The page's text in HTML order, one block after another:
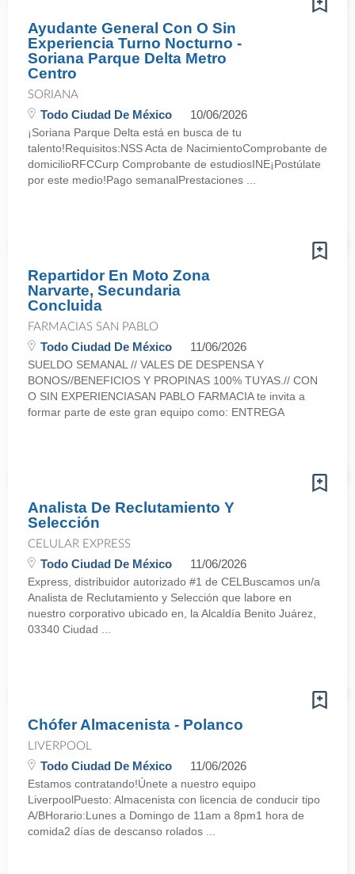
Ayudante General Con O Sin
Experiencia Turno Nocturno -
Soriana Parque Delta Metro
Centro
SORIANA
Todo Ciudad De México 10/06/2026
¡Soriana Parque Delta está en busca de tu
talento!Requisitos:NSS Acta de NacimientoComprobante de
domicilioRFCCurp Comprobante de estudiosINE¡Postúlate
por este medio!Pago semanalPrestaciones ...
Repartidor En Moto Zona
Narvarte, Secundaria
Concluida
FARMACIAS SAN PABLO
Todo Ciudad De México 11/06/2026
SUELDO SEMANAL // VALES DE DESPENSA Y
BONOS//BENEFICIOS Y PROPINAS 100% TUYAS.// CON
O SIN EXPERIENCIASAN PABLO FARMACIA te invita a
formar parte de este gran equipo como: ENTREGA
Analista De Reclutamiento Y
Selección
CELULAR EXPRESS
Todo Ciudad De México 11/06/2026
Express, distribuidor autorizado #1 de CELBuscamos un/a
Analista de Reclutamiento y Selección que labore en
nuestro corporativo ubicado en, la Alcaldía Benito Juárez,
03340 Ciudad ...
Chófer Almacenista - Polanco
LIVERPOOL
Todo Ciudad De México 11/06/2026
Estamos contratando!Únete a nuestro equipo
LiverpoolPuesto: Almacenista con licencia de conducir tipo
A/BHorario:Lunes a Domingo de 11am a 8pm1 hora de
comida2 días de descanso rolados ...